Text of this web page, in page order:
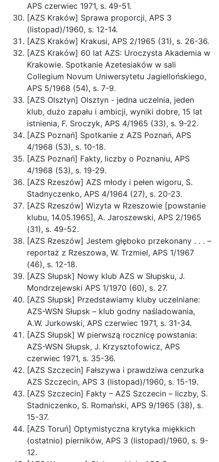
APS czerwiec 1971, s. 49-51.
[AZS Kraków] Sprawa proporcji, APS 3
(listopad)/1960, s. 12-14.
[AZS Kraków] Krakusi, APS 2/1965 (31), s. 26-36.
[AZS Kraków] 60 lat AZS: Uroczysta Akademia w
Krakowie. Spotkanie Azetesiaków w sali
Collegium Novum Uniwersytetu Jagiellońskiego,
APS 5/1968 (54), s. 7-9.
[AZS Olsztyn] Olsztyn - jedna uczelnia, jeden
klub, dużo zapału i ambicji, wyniki dobre, 15 lat
istnienia, F. Sroczyk, APS 4/1965 (33), s. 9-22.
[AZS Poznań] Spotkanie z AZS Poznań, APS
4/1968 (53), s. 10-18.
[AZS Poznań] Fakty, liczby o Poznaniu, APS
4/1968 (53), s. 19-29.
[AZS Rzeszów] AZS młody i pełen wigoru, S.
Stadnyczenko, APS 4/1964 (27), s. 20-23.
[AZS Rzeszów] Wizyta w Rzeszowie [powstanie
klubu, 14.05.1965], A. Jaroszewski, APS 2/1965
(31), s. 49-52.
[AZS Rzeszów] Jestem głęboko przekonany . . . –
reportaż z Rzeszowa, W. Trzmiel, APS 1/1967
(46), s. 12-18.
[AZS Słupsk] Nowy klub AZS w Słupsku, J.
Mondrzejewski APS 1/1970 (60), s. 27.
[AZS Słupsk] Przedstawiamy kluby uczelniane:
AZS-WSN Słupsk – klub godny naśladowania,
A.W. Jurkowski, APS czerwiec 1971, s. 31-34.
[AZS Słupsk] W pierwszą rocznicę powstania:
AZS-WSN Słupsk, J. Krzysztofowicz, APS
czerwiec 1971, s. 35-36.
[AZS Szczecin] Fałszywa i prawdziwa cenzurka
AZS Szczecin, APS 3 (listopad)/1960, s. 15-19.
[AZS Szczecin] Fakty – AZS Szczecin – liczby, S.
Stadniczenko, S. Romański, APS 9/1965 (38), s.
15-37.
[AZS Toruń] Optymistyczna krytyka miękkich
(ostatnio) pierników, APS 3 (listopad)/1960, s. 9-
12.